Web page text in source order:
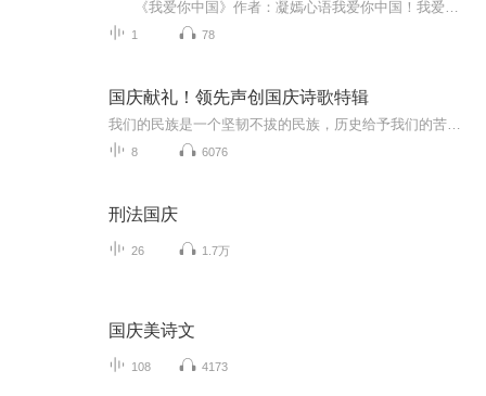
1 78
国庆献礼！领先声创国庆诗歌特辑
8 6076
刑法国庆
26 1.7万
国庆美诗文
108 4173